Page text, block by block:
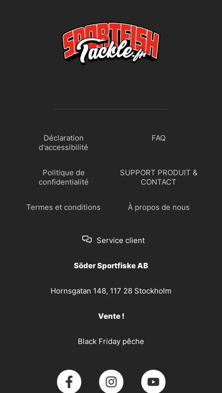
Déclaration
d'accessibilité
FAQ
Politique de
confidentialité
SUPPORT PRODUIT &
CONTACT
Termes et conditions À propos de nous
Service client
Söder Sportfiske AB
Hornsgatan 148, 117 28 Stockholm
Vente !
Black Friday pêche